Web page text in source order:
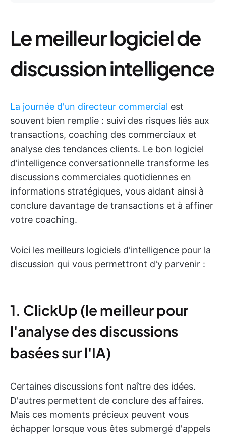
Le meilleur logiciel de
discussion intelligence
La journée d'un directeur commercial est
souvent bien remplie : suivi des risques liés aux
transactions, coaching des commerciaux et
analyse des tendances clients. Le bon logiciel
d'intelligence conversationnelle transforme les
discussions commerciales quotidiennes en
informations stratégiques, vous aidant ainsi à
conclure davantage de transactions et à affiner
votre coaching.
Voici les meilleurs logiciels d'intelligence pour la
discussion qui vous permettront d'y parvenir :
1. ClickUp (le meilleur pour
l'analyse des discussions
basées sur l'IA)
Certaines discussions font naître des idées.
D'autres permettent de conclure des affaires.
Mais ces moments précieux peuvent vous
échapper lorsque vous êtes submergé d'appels